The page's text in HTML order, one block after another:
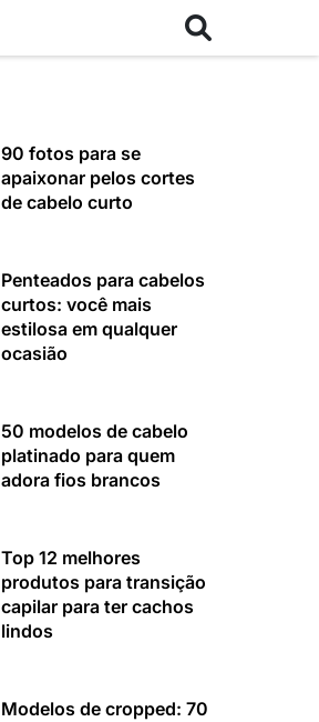
90 fotos para se
apaixonar pelos cortes
de cabelo curto
Penteados para cabelos
curtos: você mais
estilosa em qualquer
ocasião
50 modelos de cabelo
platinado para quem
adora fios brancos
Top 12 melhores
produtos para transição
capilar para ter cachos
lindos
Modelos de cropped: 70